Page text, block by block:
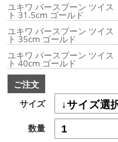
ユキワ バースプーン ツイス
ト 31.5cm ゴールド
ユキワ バースプーン ツイス
ト 35cm ゴールド
ユキワ バースプーン ツイス
ト 40cm ゴールド
ご注文
サイズ
数量